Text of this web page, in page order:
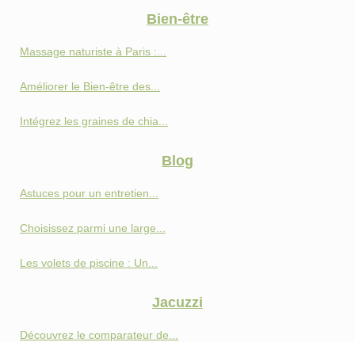
Bien-être
Massage naturiste à Paris :...
Améliorer le Bien-être des...
Intégrez les graines de chia...
Blog
Astuces pour un entretien...
Choisissez parmi une large...
Les volets de piscine : Un...
Jacuzzi
Découvrez le comparateur de...